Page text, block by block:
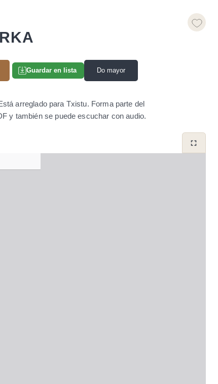
Guardar en lista Do mayor
arreglado para Txistu. Forma parte del
y también se puede escuchar con audio.